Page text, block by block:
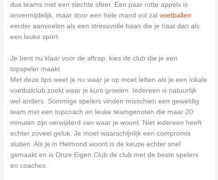
dus teams met een slechte sfeer. Een paar rotte appels is
onvermijdelijk, maar door een hele mand vol zalvoetballen
eerder aanvoelen als een stressvolle baan die je haat dan als
een leuke sport.
Je bent nu klaar voor de aftrap: kies de club die je een
topspeler maakt
Met deze tips weet je nu waar je op moet letten als je een lokale
voetbalclub zoekt waar je kunt groeien. Iedereen is natuurlijk
wel anders. Sommige spelers vinden misschien een geweldig
team met een topcoach en leuke teamgenoten die maar 20
minuten zijn verwijderd van waar je woont. Niet iedereen heeft
echter zoveel geluk. Je moet waarschijnlijk een compromis
sluiten. Als je in Helmond woont is de keuze echter snel
gemaakt en is Onze Eigen Club de club met de beste spelers
en coaches.